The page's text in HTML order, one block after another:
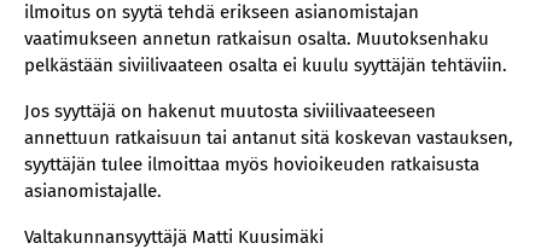
ilmoitus on syytä tehdä erikseen asianomistajan
vaatimukseen annetun ratkaisun osalta. Muutoksenhaku
pelkästään siviilivaateen osalta ei kuulu syyttäjän tehtäviin.
Jos syyttäjä on hakenut muutosta siviilivaateeseen
annettuun ratkaisuun tai antanut sitä koskevan vastauksen,
syyttäjän tulee ilmoittaa myös hovioikeuden ratkaisusta
asianomistajalle.
Valtakunnansyyttäjä Matti Kuusimäki